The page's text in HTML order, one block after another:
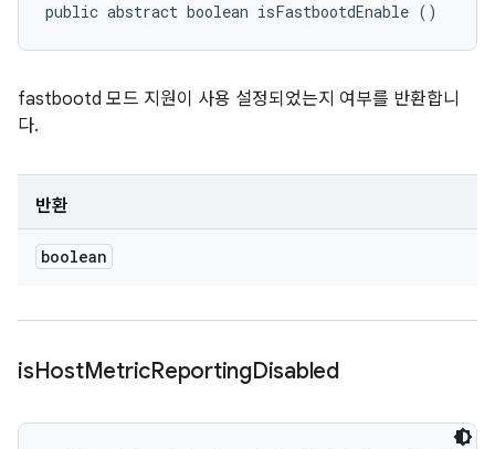
public abstract boolean isFastbootdEnable ()
fastbootd 모드 지원이 사용 설정되었는지 여부를 반환합니
다.
반환
boolean
isHostMetricReportingDisabled